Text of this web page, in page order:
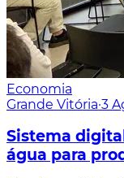
Economia
Grande Vitória·3
Sistema
água para